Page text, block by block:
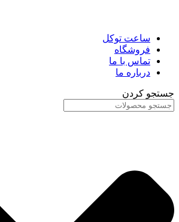
ساعت توکل
فروشگاه
تماس با ما
درباره ما
جستجو کردن